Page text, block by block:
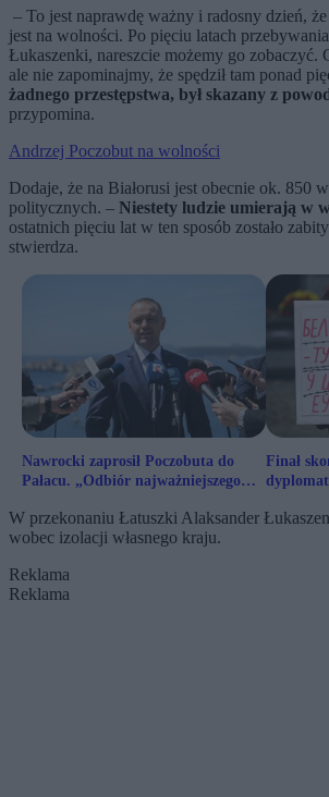
– To jest naprawdę ważny i radosny dzień,
jest na wolności. Po pięciu latach
Łukaszenki, nareszcie możemy go zobaczyć.
ale nie zapominajmy, że spędził tam ponad
żadnego przestępstwa, był skazany z
przypomina.
Andrzej Poczobut na wolności
Dodaje, że na Białorusi jest obecnie ok. 850
politycznych. – Niestety ludzie umierają w
ostatnich pięciu lat w ten sposób zostało
stwierdza.
Nawrocki zaprosił Poczobuta do
Pałacu. „Odbiór najważniejszego
Finał
W przekonaniu Łatuszki Alaksander
wobec izolacji własnego kraju.
Reklama
Reklama